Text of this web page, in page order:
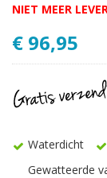
NIET MEER
€ 96,95
Waterdicht
Gewatteerde